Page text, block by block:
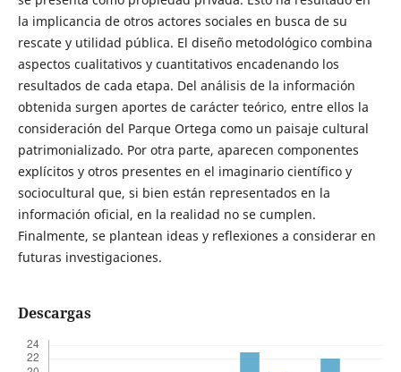
la implicancia de otros actores sociales en busca de su
rescate y utilidad pública. El diseño metodológico combina
aspectos cualitativos y cuantitativos encadenando los
resultados de cada etapa. Del análisis de la información
obtenida surgen aportes de carácter teórico, entre ellos la
consideración del Parque Ortega como un paisaje cultural
patrimonializado. Por otra parte, aparecen componentes
explícitos y otros presentes en el imaginario científico y
sociocultural que, si bien están representados en la
información oficial, en la realidad no se cumplen.
Finalmente, se plantean ideas y reflexiones a considerar en
futuras investigaciones.
Descargas